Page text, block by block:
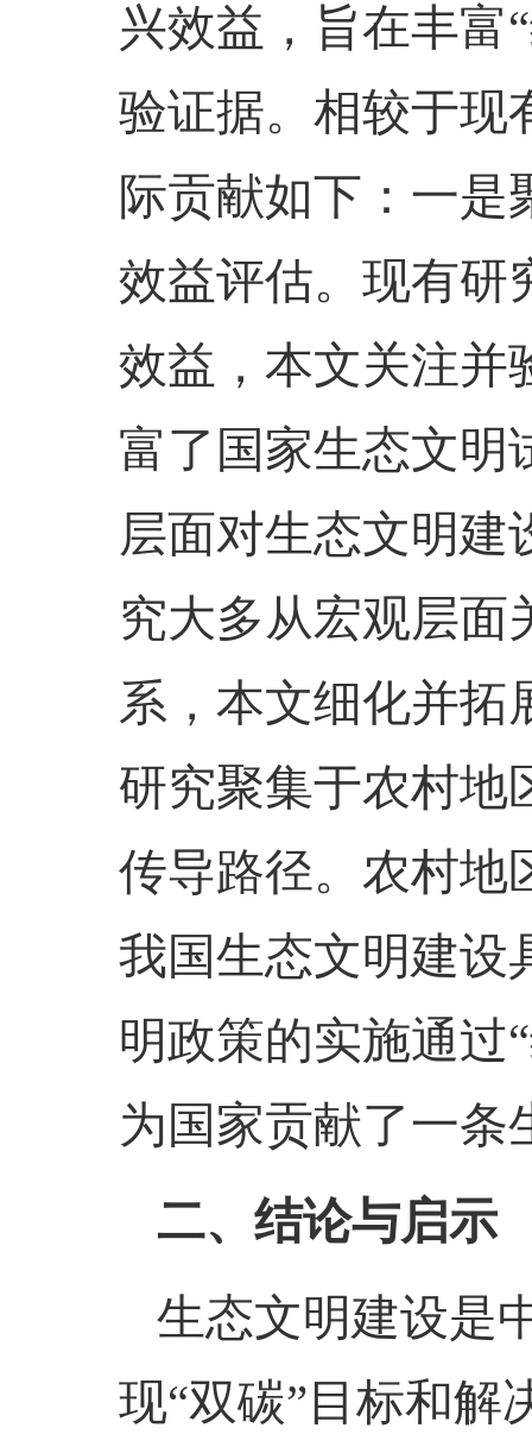
兴效益，旨在丰富
验证据。相较于现
际贡献如下：一是
效益评估。现有研
效益，本文关注并
富了国家生态文明
层面对生态文明建
究大多从宏观层面
系，本文细化并拓
研究聚集于农村地
传导路径。农村地
我国生态文明建设
明政策的实施通过
为国家贡献了一条
二、结论与启示
生态文明建设是
现“双碳”目标和解